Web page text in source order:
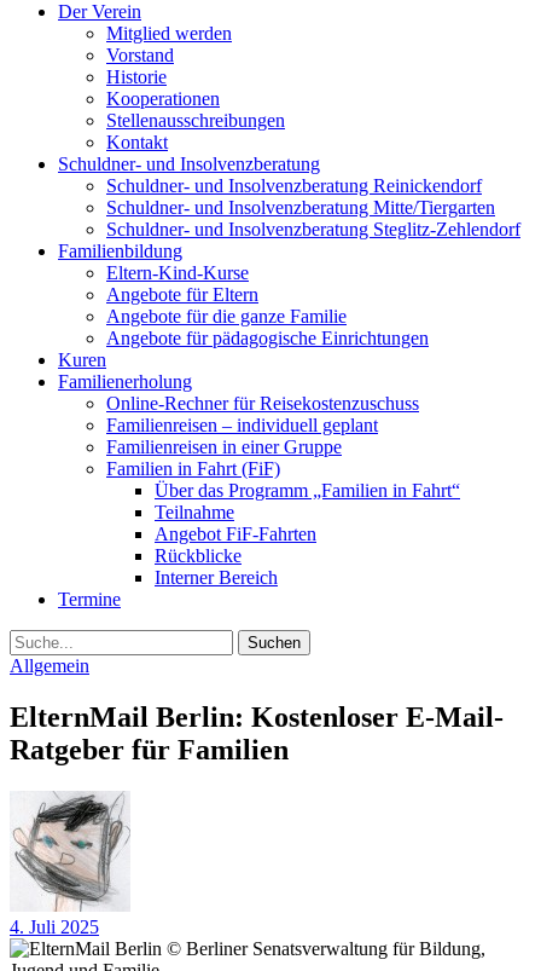
Der Verein
Mitglied werden
Vorstand
Historie
Kooperationen
Stellenausschreibungen
Kontakt
Schuldner- und Insolvenzberatung
Schuldner- und Insolvenzberatung Reinickendorf
Schuldner- und Insolvenzberatung Mitte/Tiergarten
Schuldner- und Insolvenzberatung Steglitz-Zehlendorf
Familienbildung
Eltern-Kind-Kurse
Angebote für Eltern
Angebote für die ganze Familie
Angebote für pädagogische Einrichtungen
Kuren
Familienerholung
Online-Rechner für Reisekostenzuschuss
Familienreisen – individuell geplant
Familienreisen in einer Gruppe
Familien in Fahrt (FiF)
Über das Programm „Familien in Fahrt“
Teilnahme
Angebot FiF-Fahrten
Rückblicke
Interner Bereich
Termine
Suche
Allgemein
ElternMail Berlin: Kostenloser E-Mail-
Ratgeber für Familien
4. Juli 2025